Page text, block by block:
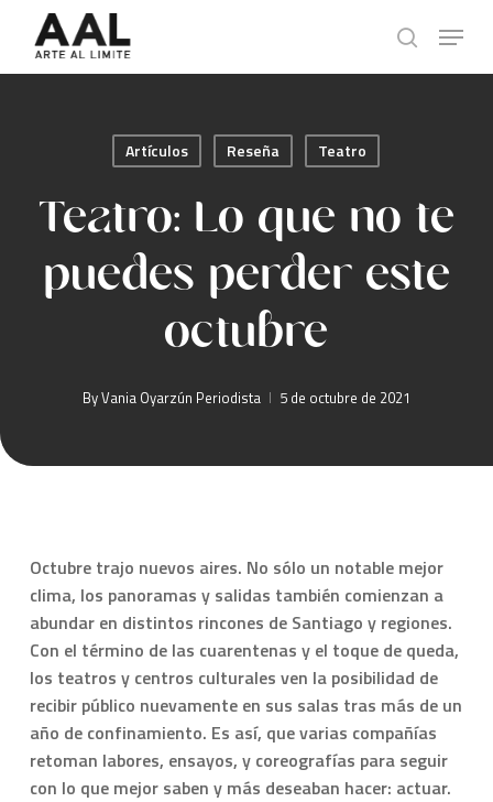
main
search
Menu
Artículos Reseña Teatro
Teatro: Lo que no te
puedes perder este
octubre
ByVania Oyarzún Periodista 5 de octubre de 2021
Octubre trajo nuevos aires. No sólo un notable mejor
clima, los panoramas y salidas también comienzan a
abundar en distintos rincones de Santiago y regiones.
Con el término de las cuarentenas y el toque de queda,
los teatros y centros culturales ven la posibilidad de
recibir público nuevamente en sus salas tras más de un
año de confinamiento. Es así, que varias compañías
retoman labores, ensayos, y coreografías para seguir
con lo que mejor saben y más deseaban hacer: actuar.